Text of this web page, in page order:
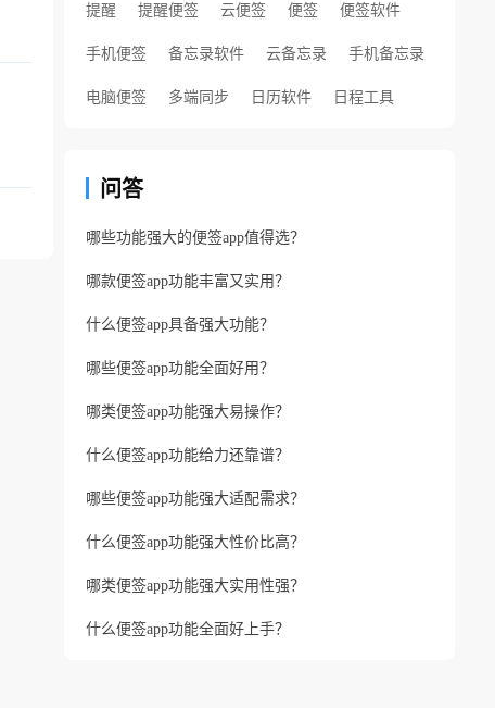
提醒 提醒便签 云便签 便签 便签软件
手机便签 备忘录软件 云备忘录 手机备忘录
电脑便签 多端同步 日历软件 日程工具
问答
哪些功能强大的便签app值得选？
哪款便签app功能丰富又实用？
什么便签app具备强大功能？
哪些便签app功能全面好用？
哪类便签app功能强大易操作？
什么便签app功能给力还靠谱？
哪些便签app功能强大适配需求？
什么便签app功能强大性价比高？
哪类便签app功能强大实用性强？
什么便签app功能全面好上手？